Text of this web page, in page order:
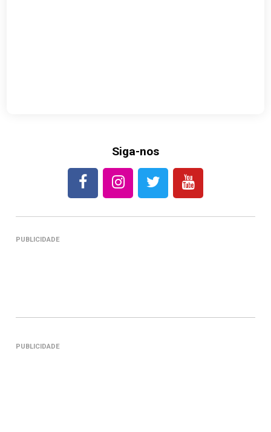
Siga-nos
PUBLICIDADE
PUBLICIDADE